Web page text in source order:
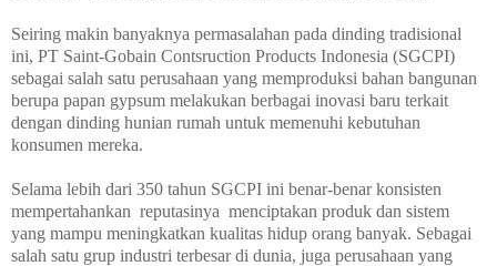
Seiring makin banyaknya permasalahan pada dinding tradisional
ini, PT Saint-Gobain Contsruction Products Indonesia (SGCPI)
sebagai salah satu perusahaan yang memproduksi bahan bangunan
berupa papan gypsum melakukan berbagai inovasi baru terkait
dengan dinding hunian rumah untuk memenuhi kebutuhan
konsumen mereka.
Selama lebih dari 350 tahun SGCPI ini benar-benar konsisten
mempertahankan reputasinya menciptakan produk dan sistem
yang mampu meningkatkan kualitas hidup orang banyak. Sebagai
salah satu grup industri terbesar di dunia, juga perusahaan yang